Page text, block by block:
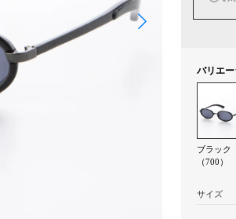
バリエ
ブラック
（700）
サイズ